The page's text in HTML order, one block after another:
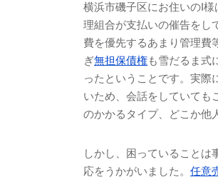
横浜市磯子区にお住いのI様
理組合が支払いの催告をし
費を優先するあまり管理費
ぎ無担保債権も雪だるま式
ったということです。実際
いため、会話をしていても
のかかるタイプ、どこか他
しかし、困っていること
応をうかがいました。 任意